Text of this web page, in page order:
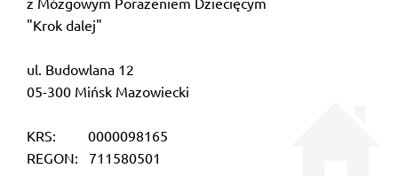
"Krok dalej"
ul. Budowlana 12
05-300 Mińsk Mazowiecki
KRS: 0000098165
REGON: 711580501